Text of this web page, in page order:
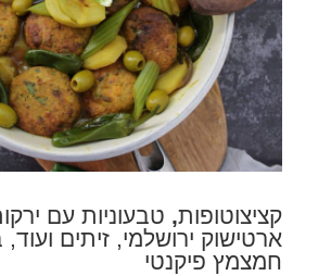
קציצוטופות, טבעוניות עם
ארטישוק ירושלמי, זיתים
חמצמץ פיקנטי